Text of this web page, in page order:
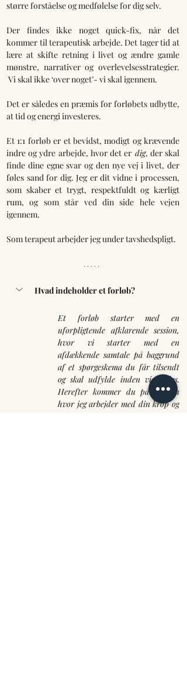
større forståelse og medfølelse for dig selv.
Der findes ikke noget quick-fix, når det
kommer til terapeutisk arbejde. Det tager tid at
lære at skifte retning i livet og ændre gamle
mønstre, narrativer og overlevelsesstrategier.
Vi skal ikke ‘over noget’- vi skal igennem.
Det er således en præmis for forløbets udbytte,
at tid og energi investeres.
Et 1:1 forløb er et bevidst, modigt og krævende
indre og ydre arbejde, hvor det er dig, der skal
finde dine egne svar og den nye vej i livet, der
føles sand for dig. Jeg er dit vidne i processen,
som skaber et trygt, respektfuldt og kærligt
rum, og som står ved din side hele vejen
igennem.
Som terapeut arbejder jeg under tavshedspligt.
Hvad indeholder et forløb?
Et forløb starter med en
uforpligtende afklarende session,
hvor vi starter med en
afdækkende samtale på baggrund
af et spørgeskema du får tilsendt
og skal udfylde inden vi mødes.
Herefter kommer du på briksen
hvor jeg arbejder med din krop og